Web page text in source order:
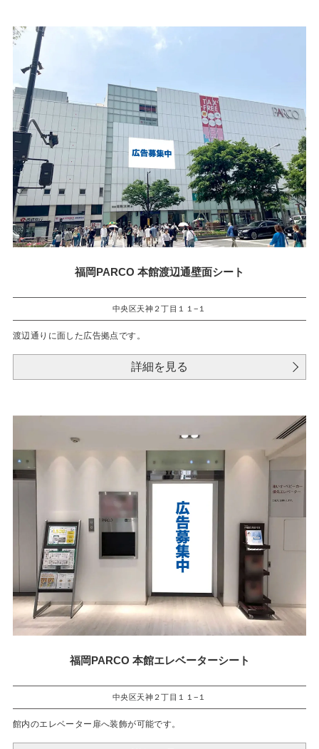
福岡PARCO 本館渡辺通壁面シート
中央区天神２丁目１１−１
渡辺通りに面した広告拠点です。
詳細を見る
福岡PARCO 本館エレベーターシート
中央区天神２丁目１１−１
館内のエレベーター扉へ装飾が可能です。